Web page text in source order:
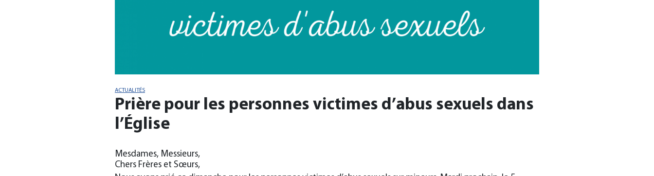
ACTUALITÉS
Prière pour les personnes victimes d’abus sexuels dans
l’Église
Mesdames, Messieurs,
Chers Frères et Sœurs,